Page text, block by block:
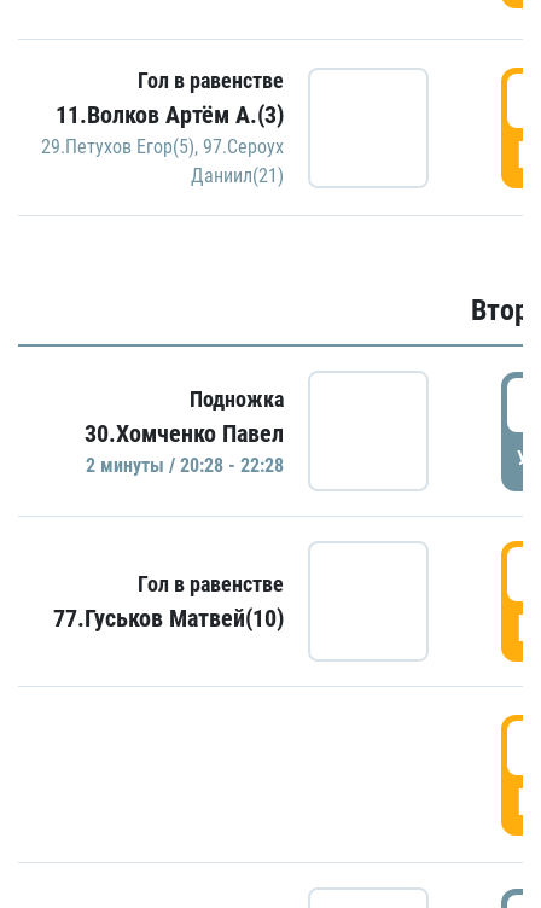
Гол в равенстве
11.Волков Артём А.(3)
29.Петухов Егор(5), 97.Сероух
Даниил(21)
Подножка
30.Хомченко Павел
2 минуты / 20:28 - 22:28
Гол в равенстве
77.Гуськов Матвей(10)